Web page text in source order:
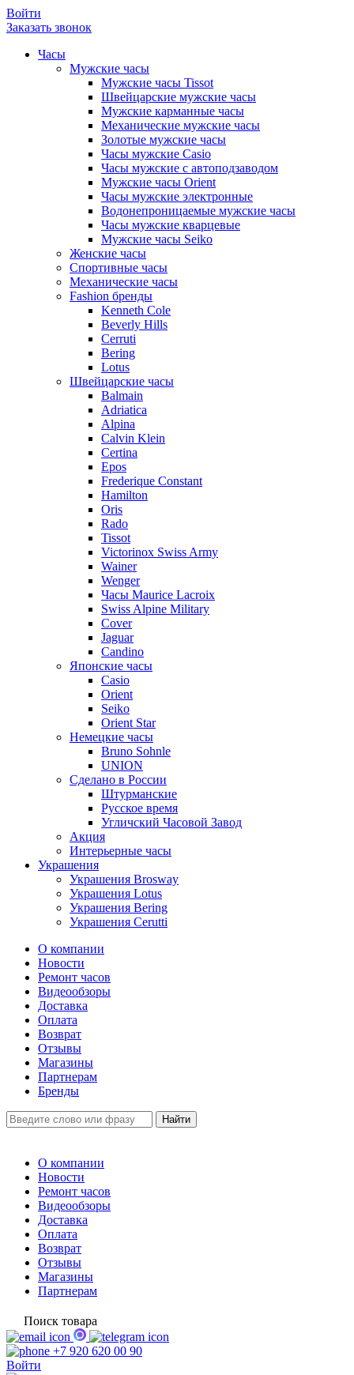
Войти
Заказать звонок
Часы
Мужские часы
Мужские часы Tissot
Швейцарские мужские часы
Мужские карманные часы
Механические мужские часы
Золотые мужские часы
Часы мужские Casio
Часы мужские с автоподзаводом
Мужские часы Orient
Часы мужские электронные
Водонепроницаемые мужские часы
Часы мужские кварцевые
Мужские часы Seiko
Женские часы
Спортивные часы
Механические часы
Fashion бренды
Kenneth Cole
Beverly Hills
Cerruti
Bering
Lotus
Швейцарские часы
Balmain
Adriatica
Alpina
Calvin Klein
Certina
Epos
Frederique Constant
Hamilton
Oris
Rado
Tissot
Victorinox Swiss Army
Wainer
Wenger
Часы Maurice Lacroix
Swiss Alpine Military
Cover
Jaguar
Candino
Японские часы
Casio
Orient
Seiko
Orient Star
Немецкие часы
Bruno Sohnle
UNION
Сделано в России
Штурманские
Русское время
Угличский Часовой Завод
Акция
Интерьерные часы
Украшения
Украшения Brosway
Украшения Lotus
Украшения Bering
Украшения Cerutti
О компании
Новости
Ремонт часов
Видеообзоры
Доставка
Оплата
Возврат
Отзывы
Магазины
Партнерам
Бренды
О компании
Новости
Ремонт часов
Видеообзоры
Доставка
Оплата
Возврат
Отзывы
Магазины
Партнерам
Поиск товара
+7 920 620 00 90
Войти